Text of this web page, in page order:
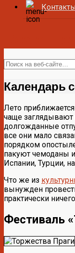
Календарь
Лето
чаще
долгожданные
все они мало
порядком
пакуют чемоданы
Испании, Турции,
Что же из
вынужден
практически
Фестиваль